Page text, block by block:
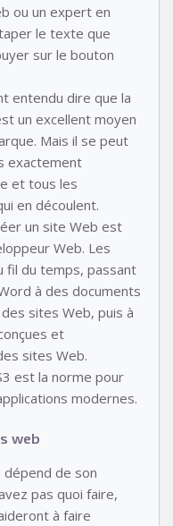
ou un expert en
le texte que
sur le bouton
entendu dire que la
un excellent moyen
Mais il se peut
exactement
et tous les
en découlent.
un site Web est
Web. Les
fil du temps, passant
à des documents
sites Web, puis à
et
sites Web.
est la norme pour
modernes.
web
dépend de son
pas quoi faire,
à faire